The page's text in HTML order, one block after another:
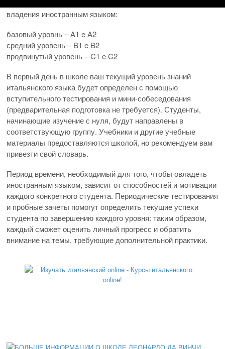
владения иностранным языком:
базовый уровнь – A1 e A2
средний уровень – B1 e B2
продвинутый уровень – C1 e C2
В первый день в школе ваш текущий уровень знаний
итальянского языка будет определен с помощью
вступительного тестирования и мини-собеседования
(предварительная подготовка не требуется). Студенты,
начинающие изучение с нуля, будут направлены в
соответствующую группу. Учебники и другие учебные
материалы предоставляются школой, но рекомендуем вам
привезти свой словарь.
Период времени, необходимый для того, чтобы овладеть
иностранным языком, зависит от способностей и мотивации
каждого конкретного студента. Периодические тестирования
и пробные зачеты помогут определить текущие успехи
студента по завершению каждого уровня: таким образом,
каждый сможет оценить личный прогресс и обратить
внимание на темы, требующие дополнительной практики.